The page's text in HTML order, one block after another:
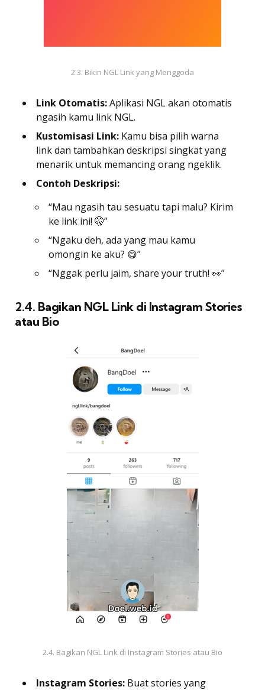
2.3. Bikin NGL Link yang Menggoda
Link Otomatis:Aplikasi NGL akan otomatis
ngasih kamu link NGL.
Kustomisasi Link: Kamu bisa pilih warna
link dan tambahkan deskripsi singkat yang
menarik untuk memancing orang ngeklik.
Contoh Deskripsi:
“Mau ngasih tau sesuatu tapi malu? Kirim
ke link ini! 🤫”
“Ngaku deh, ada yang mau kamu
omongin ke aku? 😋”
“Nggak perlu jaim, share your truth! 👀”
2.4. Bagikan NGL Link di Instagram Stories
atau Bio
2.4. Bagikan NGL Link di Instagram Stories atau Bio
Instagram Stories: Buat stories yang